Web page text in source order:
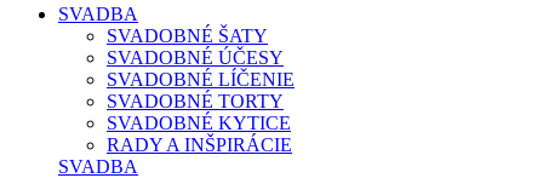
SVADBA
SVADOBNÉ ŠATY
SVADOBNÉ ÚČESY
SVADOBNÉ LÍČENIE
SVADOBNÉ TORTY
SVADOBNÉ KYTICE
RADY A INŠPIRÁCIE
SVADBA